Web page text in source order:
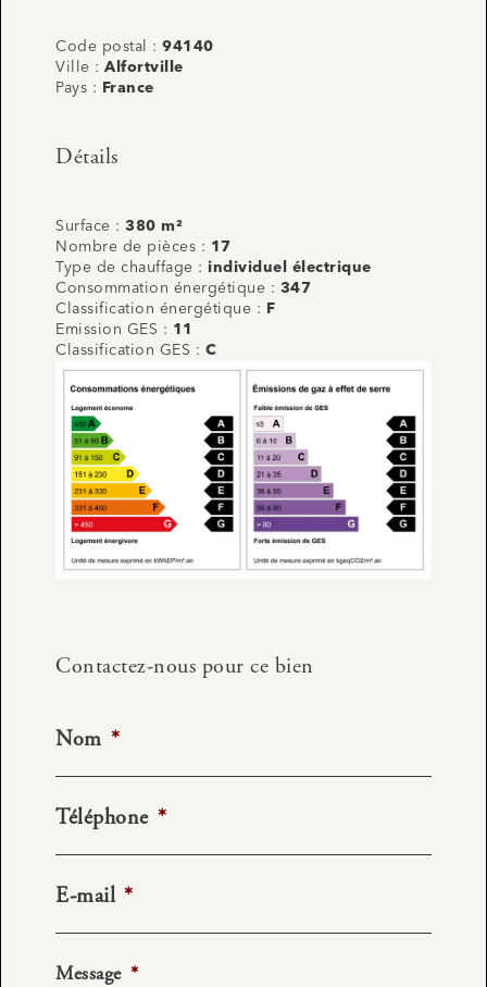
Code postal : 94140
Ville : Alfortville
Pays :
France
Détails
Surface : 380 m²
Nombre de pièces : 17
Type de chauffage : individuel électrique
Consommation énergétique : 347
Classification énergétique :
F
Emission GES : 11
Classification GES : C
Contactez-nous pour ce bien
Nom *
Téléphone *
E-mail *
Message *